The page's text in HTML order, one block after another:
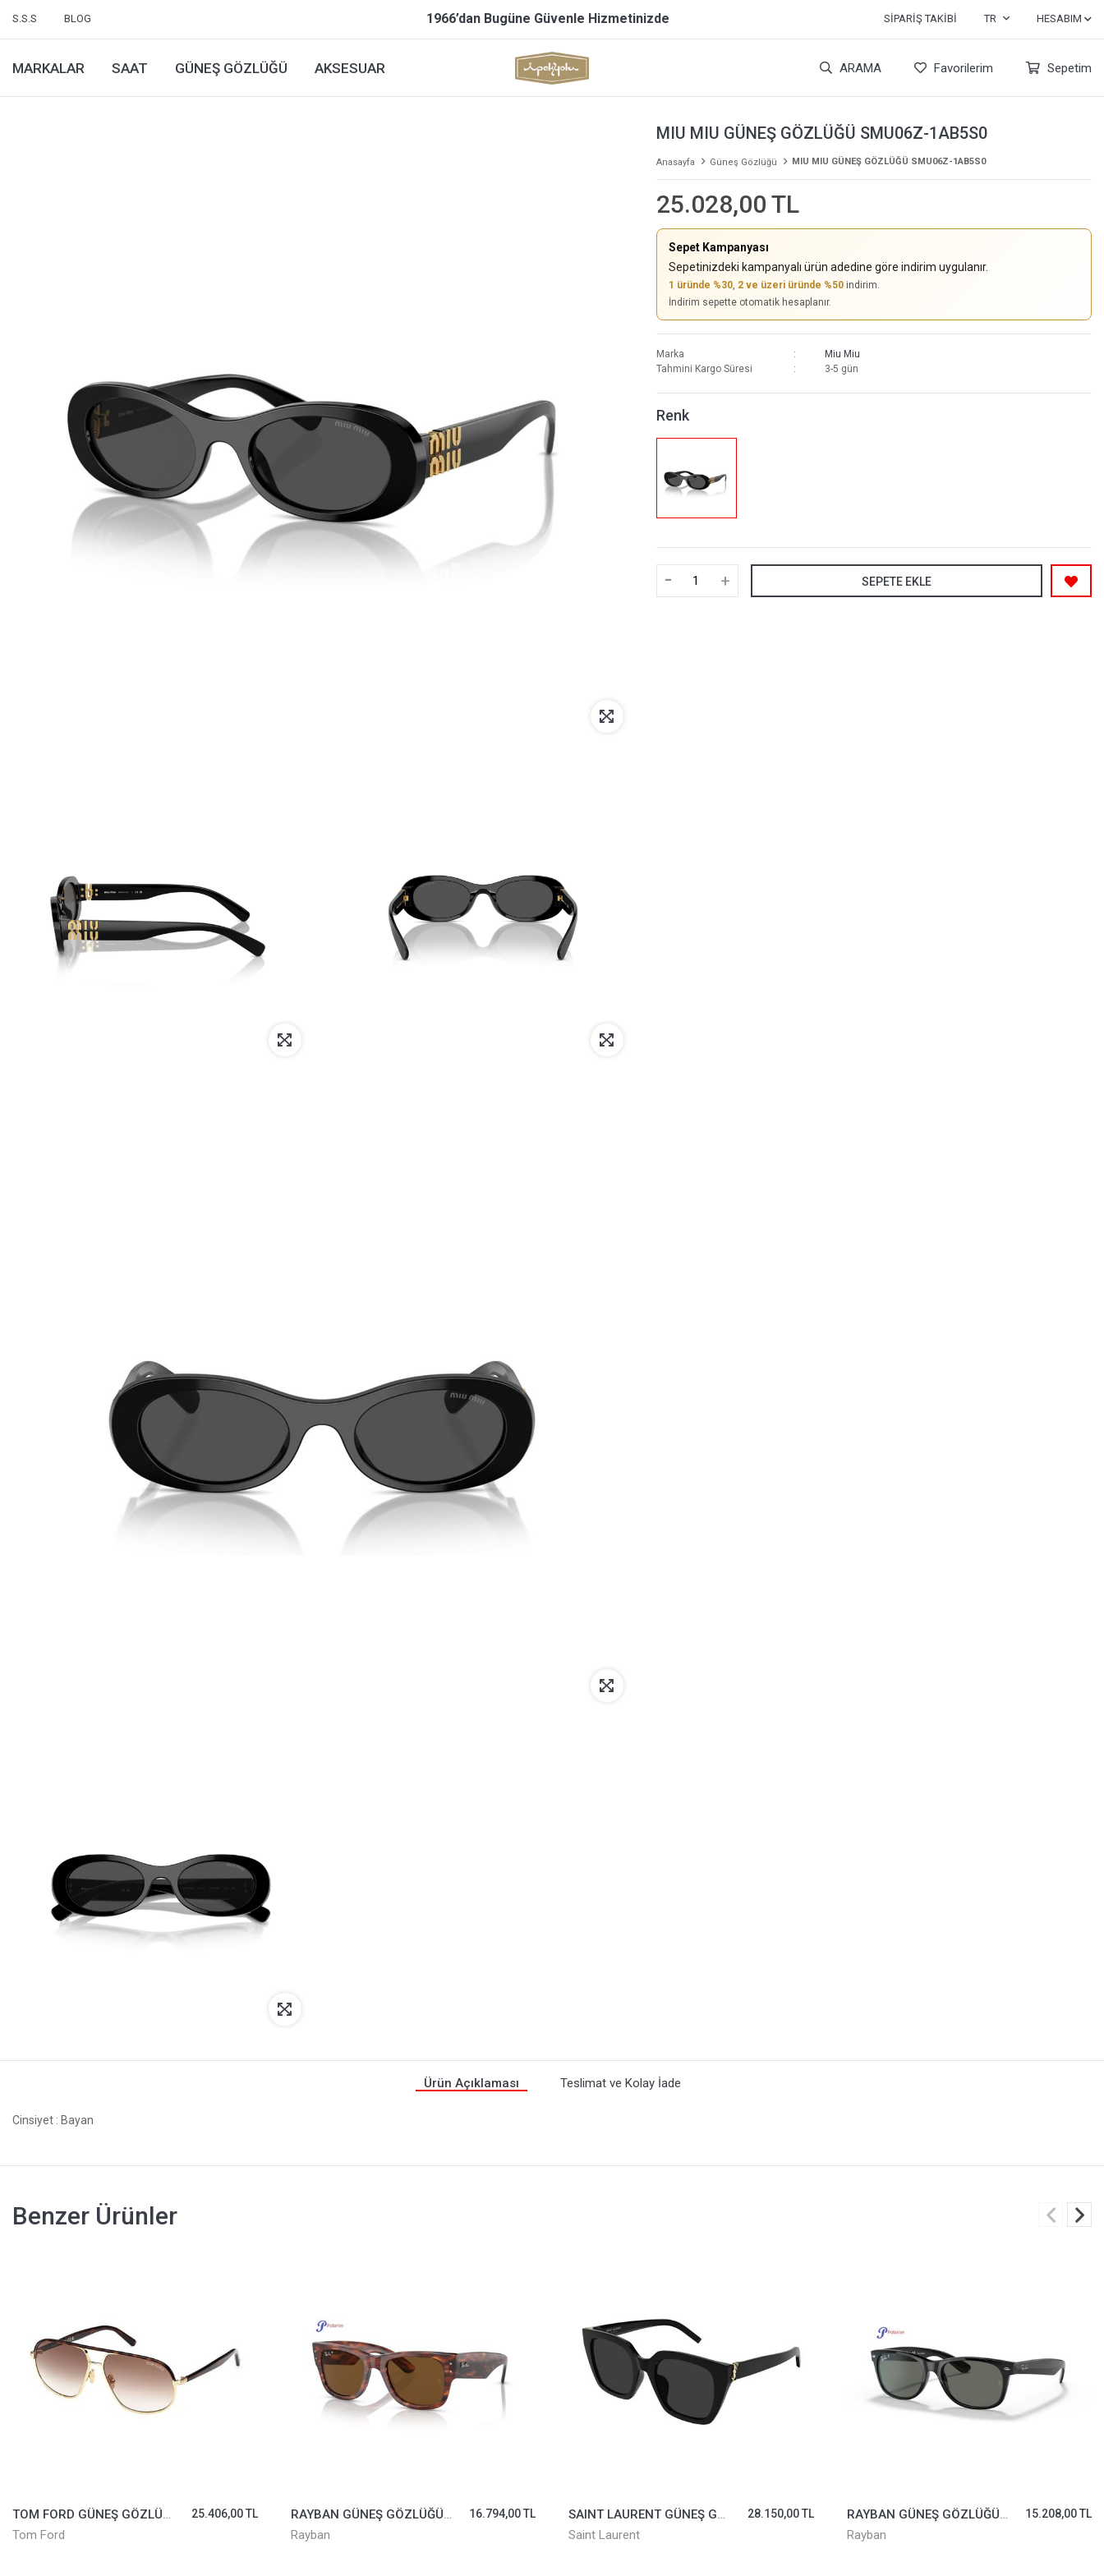
S.S.S BLOG 1966’dan Bugüne Güvenle Hizmetinizde SIPARIŞ TAKIBI TR HESABIM
MARKALAR SAAT GÜNEŞ GÖZLÜĞÜ AKSESUAR ARAMA Favorilerim Sepetim
MIU MIU GÜNEŞ GÖZLÜĞÜ SMU06Z-1AB5S0
Anasayfa Güneş Gözlüğü MIU MIU GÜNEŞ GÖZLÜĞÜ SMU06Z-1AB5S0
25.028,00 TL
Sepet Kampanyası
Sepetinizdeki kampanyalı ürün adedine göre indirim uygulanır.
1 üründe %30, 2 ve üzeri üründe %50indirim.
İndirim sepette otomatik hesaplanır.
Marka
Miu Miu
Tahmini Kargo Süresi
3-5 gün
Renk
- + SEPETE EKLE
Ürün Açıklaması Teslimat ve Kolay İade
Cinsiyet : Bayan
Benzer Ürünler
RAYBAN GÜNEŞ GÖZLÜĞÜ 0840S-954/57*51
Rayban
16.794,00 TL
SAINT LAURENT GÜNEŞ GÖZLÜĞÜ SLM143-001
Saint Laurent
28.150,00 TL
RAYBAN GÜNEŞ GÖZLÜĞÜ 2132-901/58*58
Rayban
15.208,00 TL
PRADA GÜNEŞ GÖZLÜĞÜ SPS51Y-1BO06F
Prada
19.311,00 TL